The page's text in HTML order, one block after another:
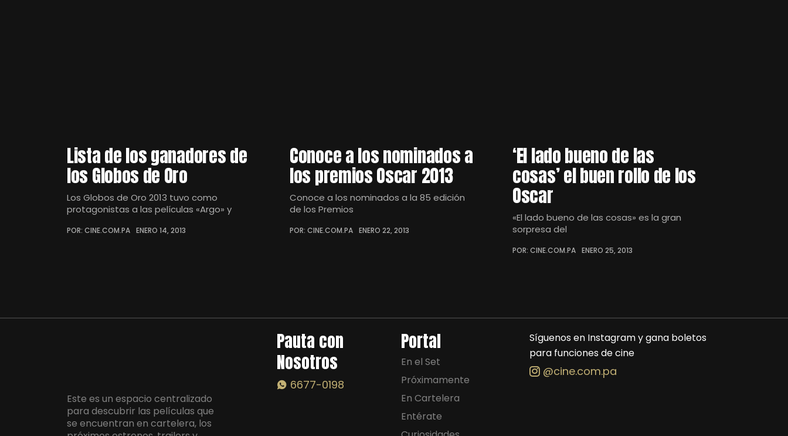
Lista de los ganadores de
los Globos de Oro
Los Globos de Oro 2013 tuvo como
protagonistas a las películas «Argo» y
POR: CINE.COM.PA ENERO 14, 2013
Conoce a los nominados a
los premios Oscar 2013
Conoce a los nominados a la 85 edición
de los Premios
POR: CINE.COM.PA ENERO 22, 2013
‘El lado bueno de las
cosas’ el buen rollo de los
Oscar
«El lado bueno de las cosas» es la gran
sorpresa del
POR: CINE.COM.PA ENERO 25, 2013
Este es un espacio centralizado
para descubrir las películas que
se encuentran en cartelera, los
Pauta con
Nosotros
6677-0198
Portal
En el Set
Próximamente
En Cartelera
Entérate
Síguenos en Instagram y gana boletos
para funciones de cine
@cine.com.pa